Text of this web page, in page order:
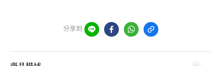
分享到